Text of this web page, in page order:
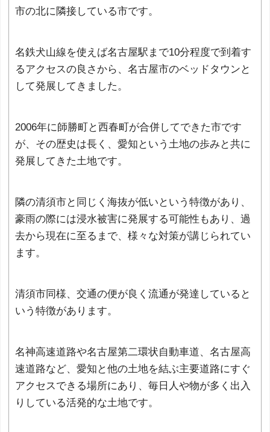
市の北に隣接している市です。
名鉄犬山線を使えば名古屋駅まで10分程度で到着す
るアクセスの良さから、名古屋市のベッドタウンと
して発展してきました。
2006年に師勝町と西春町が合併してできた市です
が、その歴史は長く、愛知という土地の歩みと共に
発展してきた土地です。
隣の清須市と同じく海抜が低いという特徴があり、
豪雨の際には浸水被害に発展する可能性もあり、過
去から現在に至るまで、様々な対策が講じられてい
ます。
清須市同様、交通の便が良く流通が発達していると
いう特徴があります。
名神高速道路や名古屋第二環状自動車道、名古屋高
速道路など、愛知と他の土地を結ぶ主要道路にすぐ
アクセスできる場所にあり、毎日人や物が多く出入
りしている活発的な土地です。